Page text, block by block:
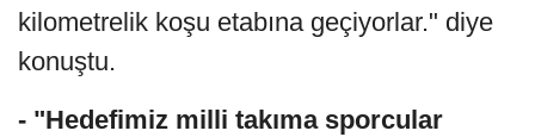
kilometrelik koşu etabına geçiyorlar." diye
konuştu.
- "Hedefimiz milli takıma sporcular